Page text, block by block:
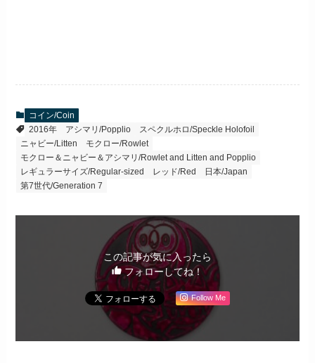
コイン/Coin
2016年
アシマリ/Popplio
スペクルホロ/Speckle Holofoil
ニャビー/Litten
モクロー/Rowlet
モクロー＆ニャビー＆アシマリ/Rowlet and Litten and Popplio
レギュラーサイズ/Regular-sized
レッド/Red
日本/Japan
第7世代/Generation 7
この記事が気に入ったら
フォローしてね！
Follow Me